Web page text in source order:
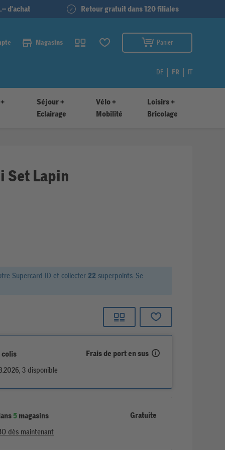
d'achat Retour gratuit dans 120 filiales
Magasins Panier
Séjour +
Eclairage
Vélo +
Mobilité
Loisirs +
Bricolage
DE FR IT
Set Lapin
Supercard ID et collecter 22 superpoints. Se
Frais de port en sus
3 disponible
5 magasins Gratuite
dès maintenant